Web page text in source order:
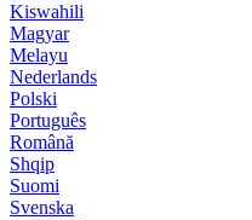
Kiswahili
Magyar
Melayu
Nederlands
Polski
Português
Română
Shqip
Suomi
Svenska